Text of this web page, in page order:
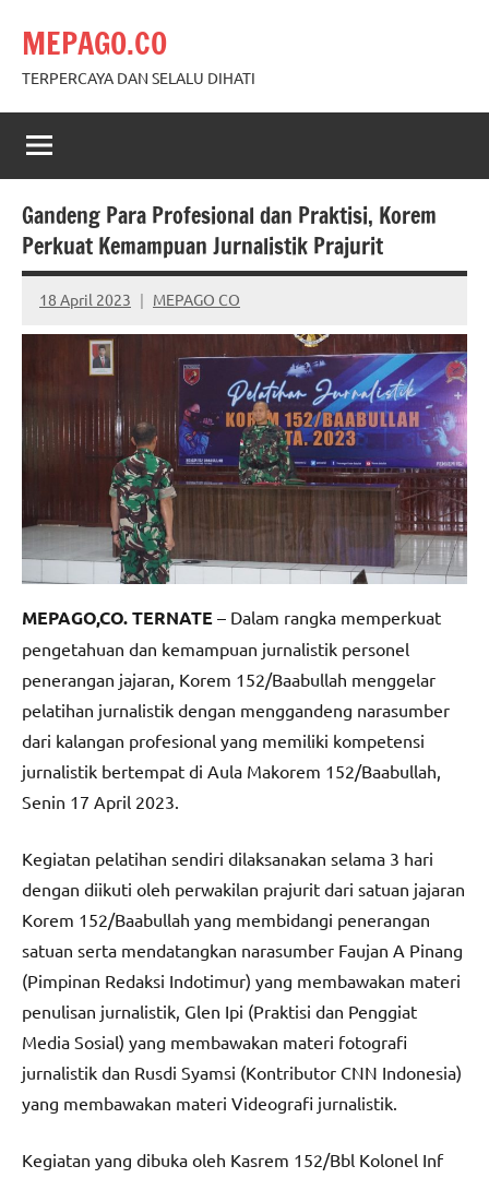
content
MEPAGO.CO
TERPERCAYA DAN SELALU DIHATI
Gandeng Para Profesional dan Praktisi, Korem
Perkuat Kemampuan Jurnalistik Prajurit
18 April 2023 MEPAGO CO
No
comments
MEPAGO,CO. TERNATE – Dalam rangka memperkuat
pengetahuan dan kemampuan jurnalistik personel
penerangan jajaran, Korem 152/Baabullah menggelar
pelatihan jurnalistik dengan menggandeng narasumber
dari kalangan profesional yang memiliki kompetensi
jurnalistik bertempat di Aula Makorem 152/Baabullah,
Senin 17 April 2023.
Kegiatan pelatihan sendiri dilaksanakan selama 3 hari
dengan diikuti oleh perwakilan prajurit dari satuan jajaran
Korem 152/Baabullah yang membidangi penerangan
satuan serta mendatangkan narasumber Faujan A Pinang
(Pimpinan Redaksi Indotimur) yang membawakan materi
penulisan jurnalistik, Glen Ipi (Praktisi dan Penggiat
Media Sosial) yang membawakan materi fotografi
jurnalistik dan Rusdi Syamsi (Kontributor CNN Indonesia)
yang membawakan materi Videografi jurnalistik.
Kegiatan yang dibuka oleh Kasrem 152/Bbl Kolonel Inf